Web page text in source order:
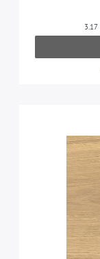
3.17